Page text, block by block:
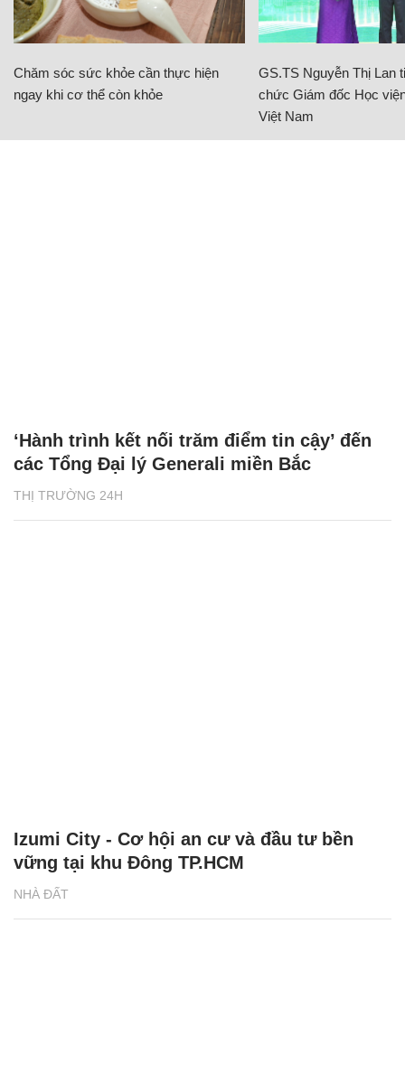
Chăm sóc sức khỏe cần thực hiện
ngay khi cơ thể còn khỏe
GS.TS Nguyễn Thị Lan
chức Giám đốc Học
Việt Nam
THỊ TRƯỜNG 24H
‘Hành trình kết nối trăm điểm tin cậy’ đến
các Tổng Đại lý Generali miền Bắc
NHÀ ĐẤT
Izumi City - Cơ hội an cư và đầu tư bền
vững tại khu Đông TP.HCM